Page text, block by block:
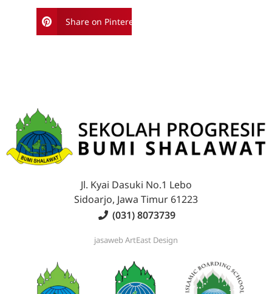
Share on Pinterest
Jl. Kyai Dasuki No.1 Lebo
Sidoarjo, Jawa Timur 61223
(031) 8073739
jasawebArtEast Design